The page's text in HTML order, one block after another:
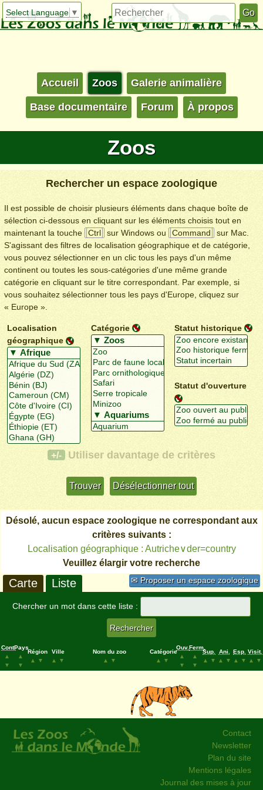
Select Language ▼
Accueil Zoos Galerie animalière
Base documentaire Forum À propos
Zoos
Rechercher un espace zoologique
Il est possible de choisir plusieurs éléments dans chaque boîte de
sélection ci-dessous en cliquant sur les éléments choisis tout en
maintenant la touche
Ctrl sur Windows ou Command
sur Mac.
S'agissant des filtres de localisation géographique et de catégorie,
vous pouvez sélectionner en un clic tous les pays d'un même
continent ou toutes les sous-catégories d'une même grande
catégorie en cliquant sur le titre correspondant. Par exemple, si
vous souhaitez sélectionner tous les pays d'Europe, cliquez sur
« Europe ».
Localisation
géographique
Catégorie Statut historique
Statut d'ouverture
+/- Utiliser davantage de critères
Désolé, aucun espace zoologique ne correspondant aux
critères suivants :
Localisation géographique : Autriche∨der=country
Veuillez élargir votre recherche
✉ Proposer un espace zoologique
Carte Liste
Chercher un mot dans cette liste :
Cont.
▲
▼
Pays
▲
▼
Région
▲
▼
Ville
▲
▼
Nom du zoo
▲
▼
Catégorie
▲
▼
Ouv.
▲
▼
Ferm.
▲
▼
Sup.
▲
▼
Ani.
▲
▼
Esp.
▲
▼
Visit.
▲
▼
Contact
Newsletter
Plan du site
Mentions légales
Journal des mises à jour